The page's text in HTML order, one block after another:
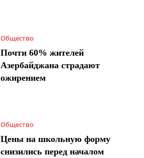
Общество
Почти 60% жителей
Азербайджана страдают
ожирением
Общество
Цены на школьную форму
снизились перед началом